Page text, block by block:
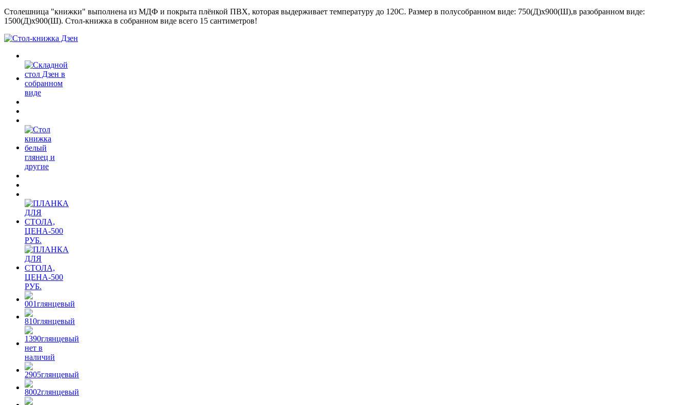
Столешница "книжки" выполнена из МДФ и покрыта плёнкой ПВХ, которая выдерживает температуру до 120С. Размер в полусобранном виде: 750(Д)х900(Ш),в разобранном виде:
1500(Д)х900(Ш). Стол-книжка в собранном виде всего 15 сантиметров!